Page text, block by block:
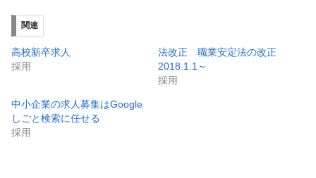
関連
高校新卒求人
採用
法改正 職業安定法の改正
2018.1.1～
採用
中小企業の求人募集はGoogle
しごと検索に任せる
採用